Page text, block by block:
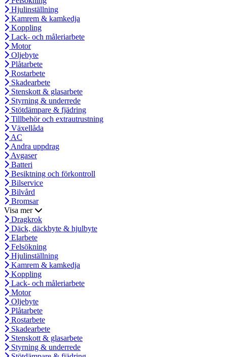
Hjulinställning
Kamrem & kamkedja
Koppling
Lack- och måleriarbete
Motor
Oljebyte
Plåtarbete
Rostarbete
Skadearbete
Stenskott & glasarbete
Styrning & underrede
Stötdämpare & fjädring
Tillbehör och extrautrustning
Växellåda
AC
Andra uppdrag
Avgaser
Batteri
Besiktning och förkontroll
Bilservice
Bilvård
Bromsar
Visa mer
Dragkrok
Däck, däckbyte & hjulbyte
Elarbete
Felsökning
Hjulinställning
Kamrem & kamkedja
Koppling
Lack- och måleriarbete
Motor
Oljebyte
Plåtarbete
Rostarbete
Skadearbete
Stenskott & glasarbete
Styrning & underrede